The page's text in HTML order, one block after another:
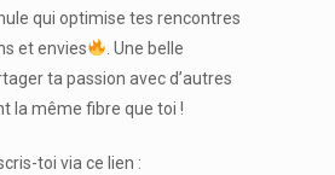
qui optimise tes rencontres
et envies
. Une belle
ta passion avec d’autres
la même fibre que toi !
toi via ce lien :